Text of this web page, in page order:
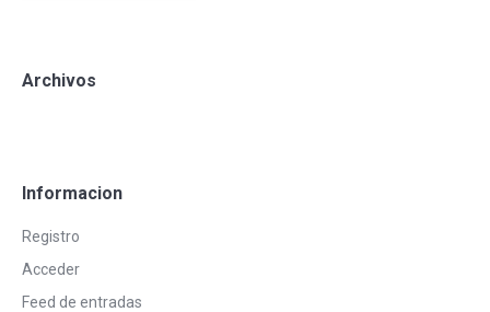
Archivos
Informacion
Registro
Acceder
Feed de entradas